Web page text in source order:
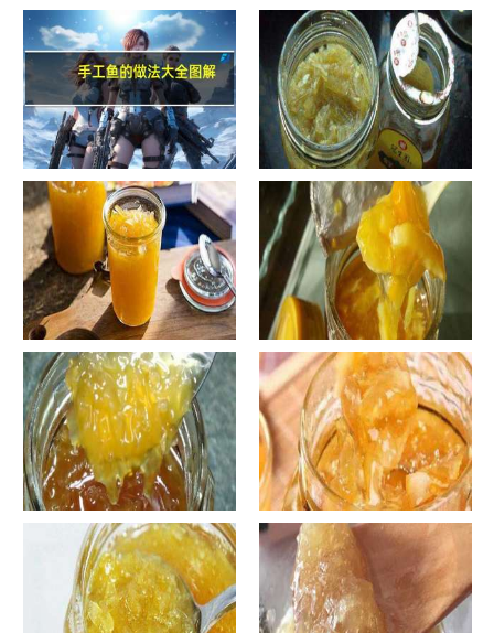
手工鱼的做法大全图解
蜂蜜柚子茶的正确做法-蜂蜜柚
子茶的浸泡方法有哪些？
自制蜂蜜柚子茶-蜂蜜柚子茶有
哪些正确的做法？
自制蜂蜜柚子茶-蜂蜜柚子茶如
何正确饮用？
罐装蜂蜜柚子茶胖吗-蜂蜜柚子
茶喝了会发胖吗？
在家怎样做蜂蜜柚子茶-喝蜂蜜
柚子茶有哪些禁忌？